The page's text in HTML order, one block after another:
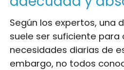
Según los expertos, una
suele ser suficiente para
necesidades diarias de
embargo, no todos